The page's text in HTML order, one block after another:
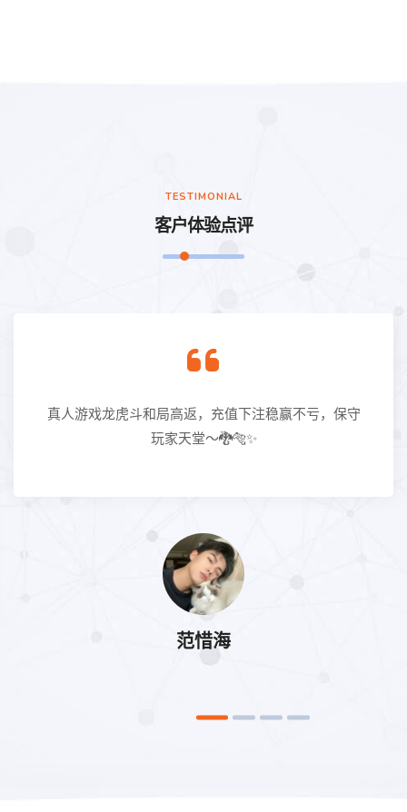
TESTIMONIAL
客户体验点评
真人游戏龙虎斗和局高返，充值下注稳赢不亏，保守
玩家天堂～🐉🐅✨
范惜海